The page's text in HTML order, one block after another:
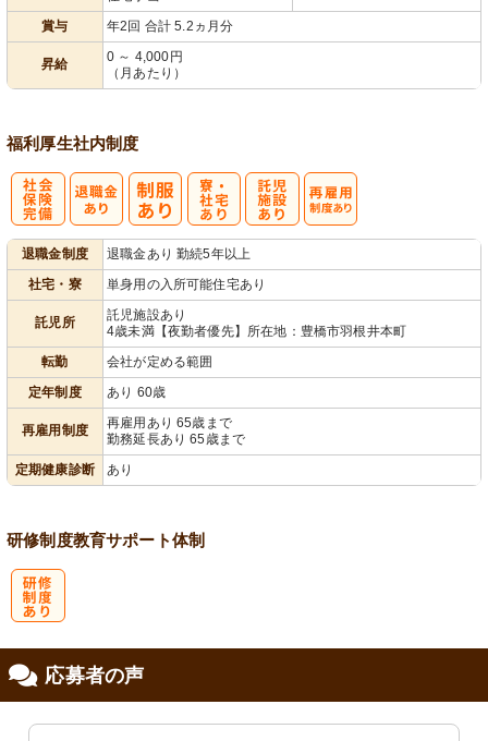
賞与
年2回 合計 5.2ヵ月分
昇給
0 ～ 4,000円
（月あたり）
福利厚生社内制度
退職金制度
退職金あり 勤続5年以上
社宅・寮
単身用の入所可能住宅あり
託児所
託児施設あり
4歳未満【夜勤者優先】所在地：豊橋市羽根井本町
転勤
会社が定める範囲
定年制度
あり 60歳
再雇用制度
再雇用あり 65歳まで
勤務延長あり 65歳まで
定期健康診断
あり
研修制度教育サポート体制
応募者の声